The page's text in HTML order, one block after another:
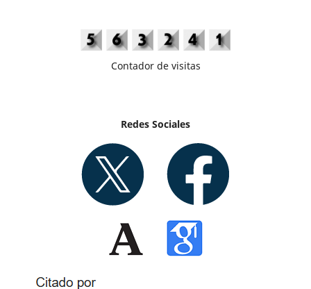
Contador de visitas
Redes Sociales